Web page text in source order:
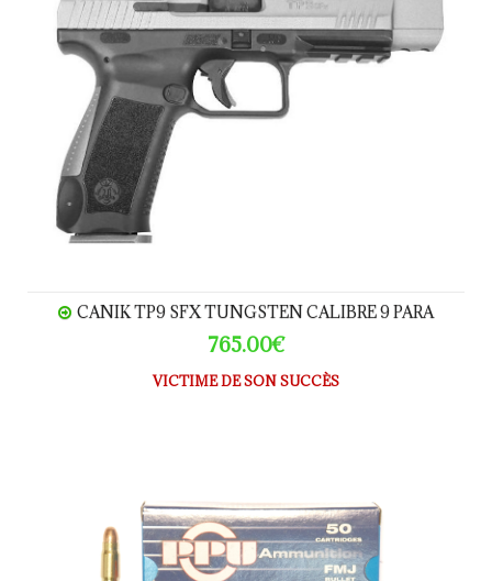
CANIK TP9 SFX TUNGSTEN CALIBRE 9 PARA
765.00€
VICTIME DE SON SUCCÈS